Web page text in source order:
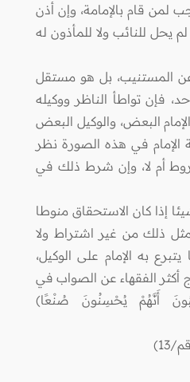
لمن قام بالإمامة، وإن أذن
للنائب ولا للمأذون له
عن المستنيب، بل هو مستقل
فإن تواطأ الناظر ووكيله
البعض، والوكيل البعض
في هذه الصورة نظر
أم لا، وإن شرط ذلك في
إذا كان الاستحقاق منوطا
ذلك من غير اشتراط ولا
به الإمام على الوكيل،
أكثر الفقهاء عن الصواب في
أَنَّهُمْ يُحْسِنُونَ صُنْعًا)
13)